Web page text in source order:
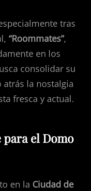
tras
“Roommates”,
en los
consolidar su
la nostalgia
fresca y actual.
para el Domo
en la Ciudad de